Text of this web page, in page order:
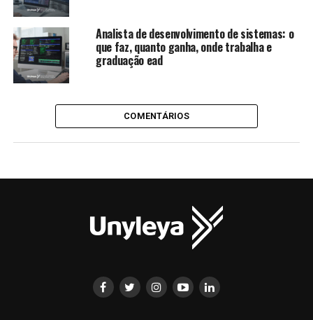
Analista de desenvolvimento de sistemas: o
que faz, quanto ganha, onde trabalha e
graduação ead
COMENTÁRIOS